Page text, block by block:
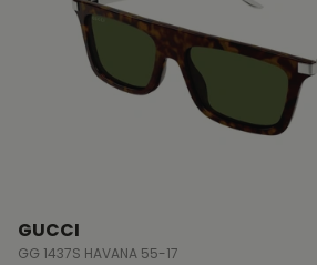
GUCCI
GG 1437S HAVANA 55-17